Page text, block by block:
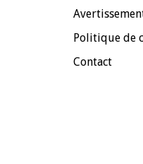
Politique de
Contact